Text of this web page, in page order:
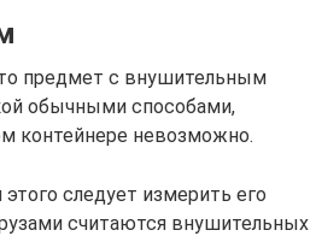
предмет с внушительным
обычными способами,
контейнере невозможно.
следует измерить его
считаются внушительных